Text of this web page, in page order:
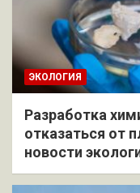
ЭКОЛОГИЯ
Разработка
отказаться от
новости